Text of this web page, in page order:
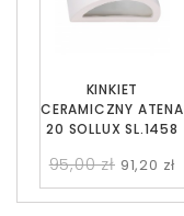
KINKIET
CERAMICZNY ATENA
20 SOLLUX SL.1458
95,00 zł 91,20 zł